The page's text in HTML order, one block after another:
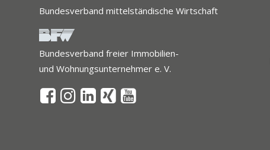
Bundesverband mittelständische Wirtschaft
Bundesverband freier Immobilien-
und Wohnungsunternehmer e. V.